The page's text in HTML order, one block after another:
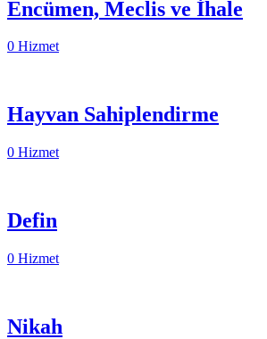
Encümen, Meclis ve İhale
0 Hizmet
Hayvan Sahiplendirme
0 Hizmet
Defin
0 Hizmet
Nikah